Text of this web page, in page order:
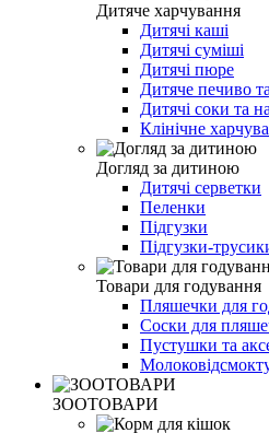
Дитяче харчування
Дитячі каші
Дитячі суміші
Дитячі пюре
Дитяче печиво
Дитячі соки та
Клінічне
Догляд за дитиною
Дитячі серветки
Пеленки
Підгузки
Підгузки-
Товари для годування
Пляшечки для
Соски для
Пустушки та
ЗООТОВАРИ